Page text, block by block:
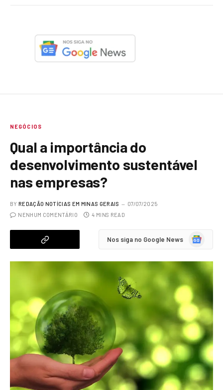
NEGÓCIOS
Qual a importância do
desenvolvimento sustentável
nas empresas?
BY REDAÇÃO NOTÍCIAS EM MINAS GERAIS
07/07/2025
NENHUM COMENTÁRIO
4 MINS READ
Nos siga no Google News
Google